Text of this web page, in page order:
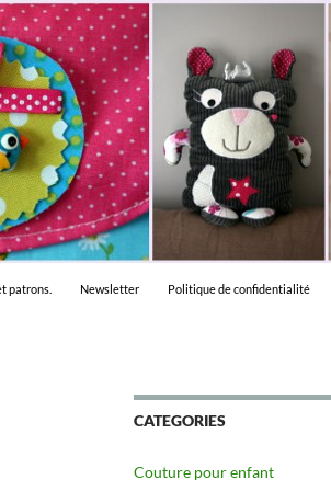
patrons. Newsletter Politique de confidentialité
CATEGORIES
Couture pour enfant